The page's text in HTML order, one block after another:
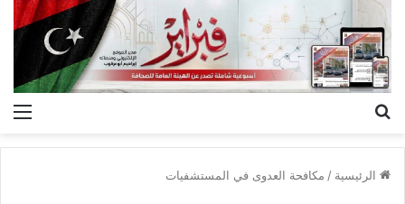
الرئيسية / مكافحة العدوى في المستشفيات